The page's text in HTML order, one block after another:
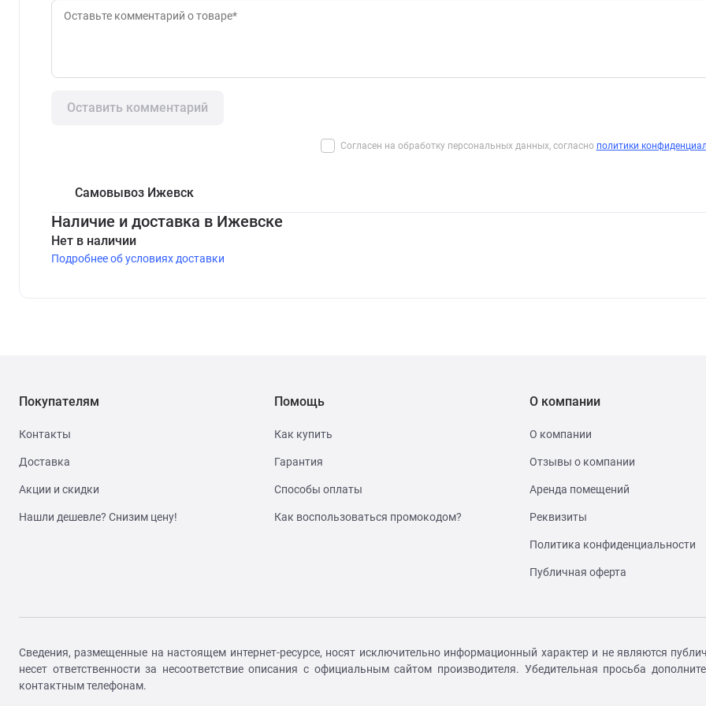
Оставить комментарий
Согласен на обработку персональных данных, согласно политики
Самовывоз Ижевск
Наличие и доставка в Ижевске
Нет в наличии
Подробнее об условиях доставки
Покупателям
Контакты
Доставка
Акции и скидки
Нашли дешевле? Снизим цену!
Помощь
Как купить
Гарантия
Способы оплаты
Как воспользоваться промокодом?
О компании
О компании
Отзывы о компании
Аренда помещений
Реквизиты
Политика конфиденциальности
Публичная оферта
Сведения, размещенные на настоящем интернет-ресурсе, носят исключительно информационный характер и не являются
несет ответственности за несоответствие описания с официальным сайтом производителя. Убедительная просьба
контактным телефонам.